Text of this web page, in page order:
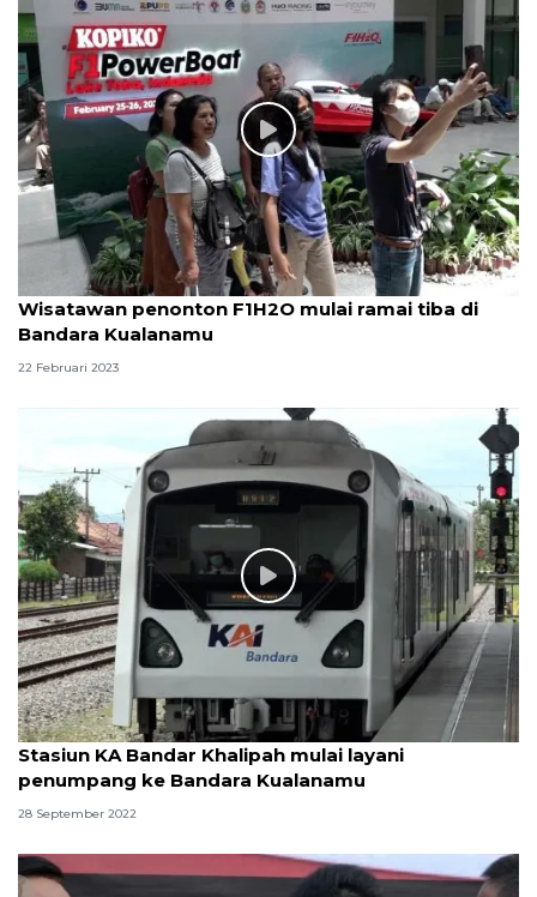
Wisatawan penonton F1H2O mulai ramai tiba di
Bandara Kualanamu
22 Februari 2023
Stasiun KA Bandar Khalipah mulai layani
penumpang ke Bandara Kualanamu
28 September 2022